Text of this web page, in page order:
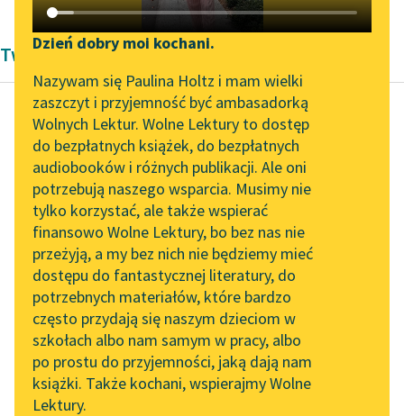
Katalog DAISY
Podkasty o książkach
Zgłoś brak utworu
Aktualności
„Prokurator Alicja Horn”
do słuchania
Byliśmy częścią AI Impact
Lab
Zapraszamy na spotkanie
online z tłumaczkami
literatury skandynawskiej
Spotkanie z Katarzyną
Tunkiel w Oslo
102. lata temu zmarł
Joseph Conrad
Narzędzia
Mapa Wolnych Lektur
Leśmianator
Przewodnik dla piszących i
czytających
API
OAI-PMH
Widget Wolnych Lektur
Przypisy
Dzień dobry moi kochani.
Nazywam się Paulina Holtz i mam wielki
zaszczyt i przyjemność być ambasadorką
Wolnych Lektur. Wolne Lektury to dostęp
do bezpłatnych książek, do bezpłatnych
audiobooków i różnych publikacji. Ale oni
potrzebują naszego wsparcia. Musimy nie
tylko korzystać, ale także wspierać
finansowo Wolne Lektury, bo bez nas nie
przeżyją, a my bez nich nie będziemy mieć
dostępu do fantastycznej literatury, do
potrzebnych materiałów, które bardzo
często przydają się naszym dzieciom w
szkołach albo nam samym w pracy, albo
po prostu do przyjemności, jaką dają nam
książki. Także kochani, wspierajmy Wolne
Lektury.
Twórczość Romantyzm E. T. A. Hoffmanna
E. T. A. Hoffmann
Majorat
— Nie znam twej
książki, kuzynku, ale to
pewna, że owego
zjawienia duchów nie
zawdzięczasz ani...
Czytaj więcej